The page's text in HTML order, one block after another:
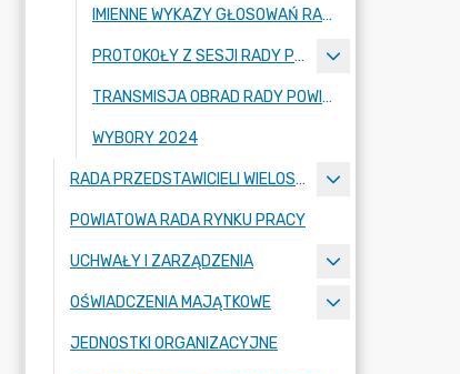
IMIENNE WYKAZY GŁOSOWAŃ RADNYCH
PROTOKOŁY Z SESJI RADY POWIATU ZGORZELECKIEGO
TRANSMISJA OBRAD RADY POWIATU ZGORZELECKIEGO
WYBORY 2024
RADA PRZEDSTAWICIELI WIELOSPECJALISTYCZNEGO ZESPOŁU OPIEKI ZDROWOTNEJ "BOLESŁAWIEC-ZGORZELEC" SAMODZIELNEGO PUBLICZNEGO ZAKŁADU OPIEKI ZDROWOTNEJ
POWIATOWA RADA RYNKU PRACY
UCHWAŁY I ZARZĄDZENIA
OŚWIADCZENIA MAJĄTKOWE
JEDNOSTKI ORGANIZACYJNE